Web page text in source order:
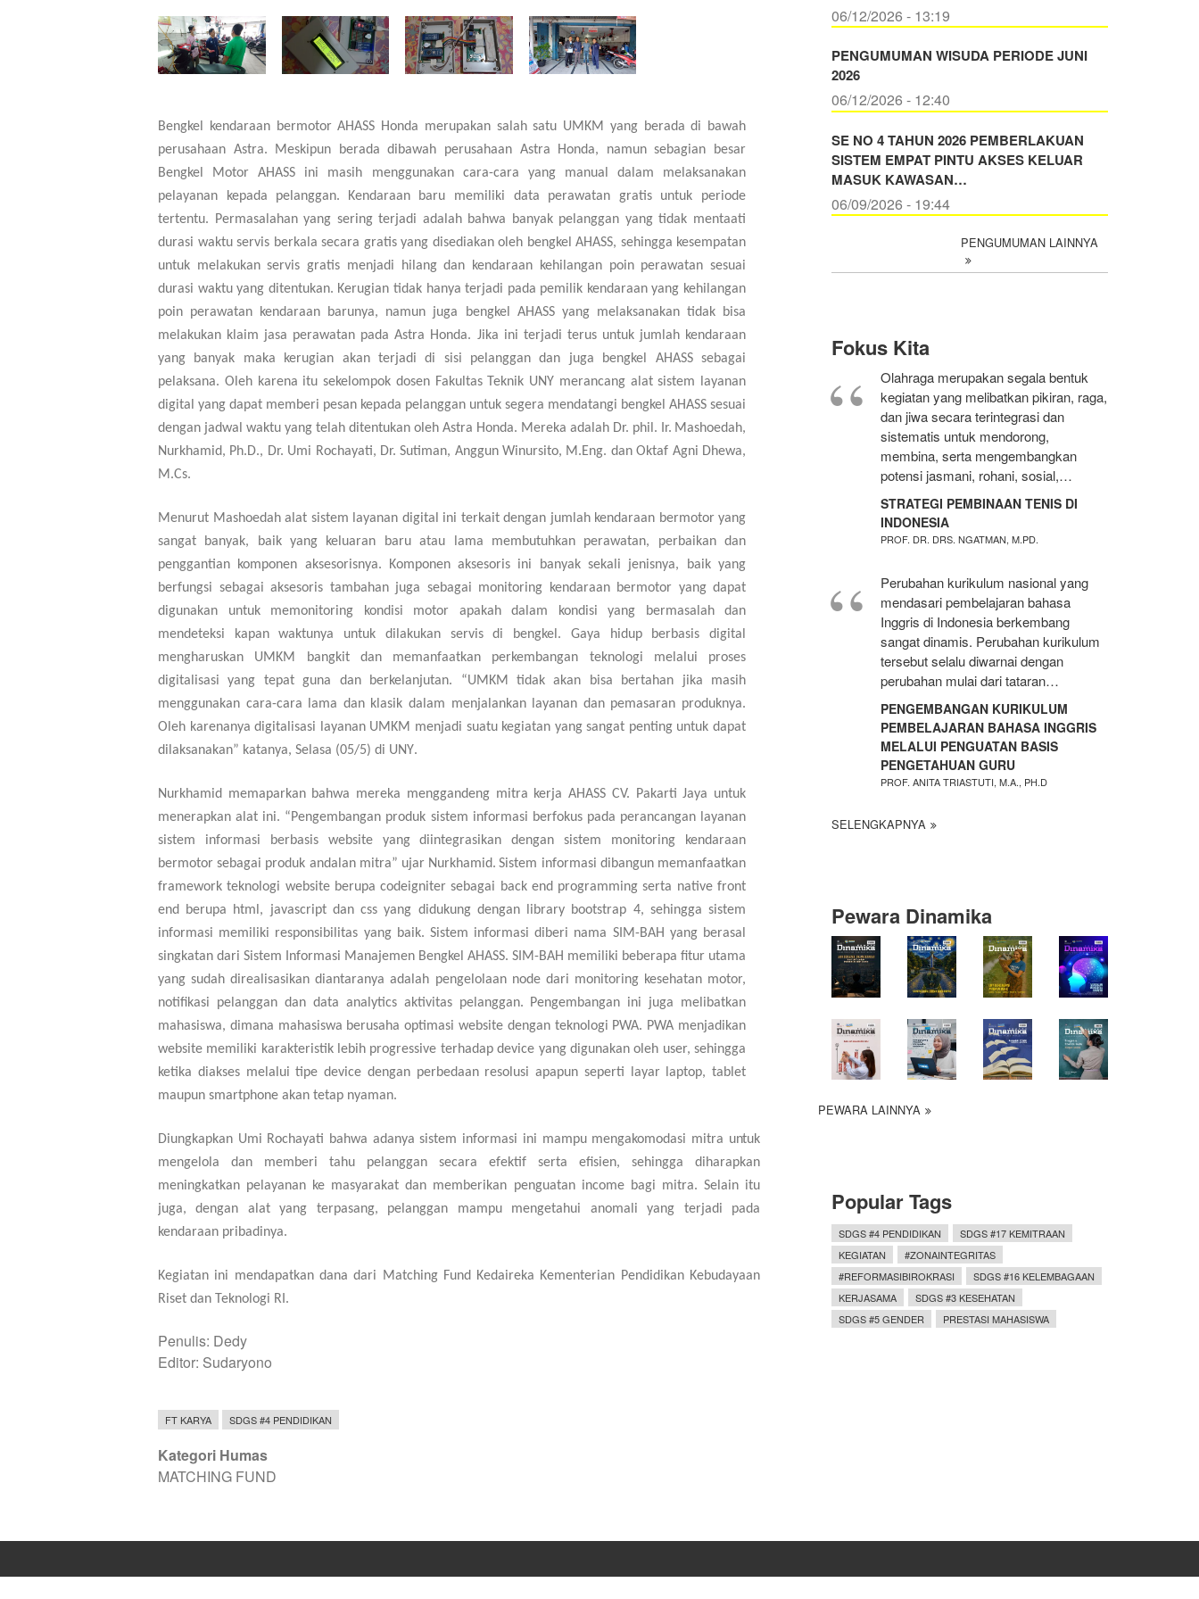
Bengkel kendaraan bermotor AHASS Honda merupakan salah satu UMKM yang berada di bawah
perusahaan Astra. Meskipun berada dibawah perusahaan Astra Honda, namun sebagian besar
Bengkel Motor AHASS ini masih menggunakan cara-cara yang manual dalam melaksanakan
pelayanan kepada pelanggan.
Kendaraan baru memiliki data perawatan gratis untuk periode
tertentu. Permasalahan yang sering terjadi adalah bahwa banyak pelanggan yang tidak mentaati
durasi waktu servis berkala secara gratis yang disediakan oleh bengkel AHASS, sehingga kesempatan
untuk melakukan servis gratis menjadi hilang dan kendaraan kehilangan poin perawatan sesuai
durasi waktu yang ditentukan. Kerugian tidak hanya terjadi pada pemilik kendaraan yang kehilangan
poin perawatan kendaraan barunya, namun juga bengkel AHASS yang melaksanakan tidak bisa
melakukan klaim jasa perawatan pada Astra Honda. Jika ini terjadi terus untuk jumlah kendaraan
yang banyak maka kerugian akan terjadi di sisi pelanggan dan juga bengkel AHASS sebagai
pelaksana. Oleh karena itu sekelompok dosen Fakultas Teknik UNY merancang alatsistem layanan
digital yang dapat memberi pesan kepada pelanggan untuk segera mendatangi bengkel AHASS sesuai
dengan jadwal waktu yang telah ditentukan oleh Astra Honda. Mereka adalah Dr. phil. Ir. Mashoedah,
Nurkhamid, Ph.D., Dr. Umi Rochayati, Dr. Sutiman, Anggun Winursito, M.Eng. danOktaf Agni Dhewa,
M.Cs.
Menurut Mashoedah alat sistem layanan digital ini terkait dengan jumlah kendaraan bermotor yang
sangat banyak, baik yang keluaran baru atau lama membutuhkan perawatan, perbaikan dan
penggantian komponen aksesorisnya. Komponen aksesoris ini banyak sekali jenisnya, baik yang
berfungsi sebagai aksesoris tambahan juga sebagai monitoring kendaraan bermotor yang dapat
digunakan untuk memonitoring kondisi motor apakah dalam kondisi yang bermasalah dan
mendeteksi kapan waktunya untuk dilakukan servis di bengkel. Gaya hidup berbasis digital
mengharuskan UMKM bangkit dan memanfaatkan perkembangan teknologi melalui proses
digitalisasi yang tepat guna dan berkelanjutan. “UMKM tidak akan bisa bertahan jika masih
menggunakan cara-cara lama dan klasik dalam menjalankan layanan dan pemasaran produknya.
Oleh karenanya digitalisasi layanan UMKM menjadi suatu kegiatan yang sangat penting untuk dapat
dilaksanakan” katanya, Selasa (05/5) di UNY.
Nurkhamid memaparkan bahwa mereka menggandeng mitra kerja AHASS CV. Pakarti Jaya untuk
menerapkan alat ini. “Pengembangan produk sistem informasi berfokus pada perancangan layanan
sistem informasi berbasis website yang diintegrasikan dengan sistem monitoring kendaraan
bermotor sebagai produk andalan mitra” ujar Nurkhamid. Sistem informasi dibangun memanfaatkan
framework teknologi website berupa codeigniter sebagai back end programming serta native front
end berupa html, javascript dan css yang didukung dengan library bootstrap 4, sehingga sistem
informasi memiliki responsibilitas yang baik. Sistem informasi diberi nama SIM-BAH yang berasal
singkatan dari Sistem Informasi Manajemen Bengkel AHASS. SIM-BAH memiliki beberapa fitur utama
yang sudah direalisasikan diantaranya adalah pengelolaan node dari monitoring kesehatan motor,
notifikasi pelanggan dan data analytics aktivitas pelanggan. Pengembangan ini juga melibatkan
mahasiswa, dimana mahasiswa berusaha optimasi website dengan teknologi PWA. PWA menjadikan
website memiliki karakteristik lebih progressive terhadap device yang digunakan oleh user, sehingga
ketika diakses melalui tipe device dengan perbedaan resolusi apapun seperti layar laptop, tablet
maupun smartphone akan tetap nyaman.
Diungkapkan Umi Rochayati bahwa adanya sistem informasi ini mampu mengakomodasi mitra untuk
mengelola dan memberi tahu pelanggan secara efektif serta efisien, sehingga diharapkan
meningkatkan pelayanan ke masyarakat dan memberikan penguatan income bagi mitra. Selain itu
juga, dengan alat yang terpasang, pelanggan mampu mengetahui anomali yang terjadi pada
kendaraan pribadinya.
Kegiatan ini mendapatkan dana dari Matching Fund Kedaireka Kementerian Pendidikan Kebudayaan
Riset dan Teknologi RI.
Penulis: Dedy
Editor: Sudaryono
FT KARYA SDGS #4 PENDIDIKAN
Kategori Humas
MATCHING FUND
06/12/2026 - 13:19
PENGUMUMAN WISUDA PERIODE JUNI
2026
06/12/2026 - 12:40
SE NO 4 TAHUN 2026 PEMBERLAKUAN
SISTEM EMPAT PINTU AKSES KELUAR
MASUK KAWASAN…
06/09/2026 - 19:44
PENGUMUMAN LAINNYA
Fokus Kita
Olahraga merupakan segala bentuk
kegiatan yang melibatkan pikiran, raga,
dan jiwa secara terintegrasi dan
sistematis untuk mendorong,
membina, serta mengembangkan
potensi jasmani, rohani, sosial,…
STRATEGI PEMBINAAN TENIS DI
INDONESIA
PROF. DR. DRS. NGATMAN, M.PD.
Perubahan kurikulum nasional yang
mendasari pembelajaran bahasa
Inggris di Indonesia berkembang
sangat dinamis. Perubahan kurikulum
tersebut selalu diwarnai dengan
perubahan mulai dari tataran…
PENGEMBANGAN KURIKULUM
PEMBELAJARAN BAHASA INGGRIS
MELALUI PENGUATAN BASIS
PENGETAHUAN GURU
PROF. ANITA TRIASTUTI, M.A., PH.D
SELENGKAPNYA
Pewara Dinamika
PEWARA LAINNYA
Popular Tags
SDGS #4 PENDIDIKAN
SDGS #17 KEMITRAAN
KEGIATAN
#ZONAINTEGRITAS
#REFORMASIBIROKRASI
SDGS #16 KELEMBAGAAN
KERJASAMA
SDGS #3 KESEHATAN
SDGS #5 GENDER
PRESTASI MAHASISWA